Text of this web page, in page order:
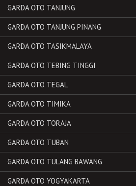
GARDA OTO TANJUNG
GARDA OTO TANJUNG PINANG
GARDA OTO TASIKMALAYA
GARDA OTO TEBING TINGGI
GARDA OTO TEGAL
GARDA OTO TIMIKA
GARDA OTO TORAJA
GARDA OTO TUBAN
GARDA OTO TULANG BAWANG
GARDA OTO YOGYAKARTA